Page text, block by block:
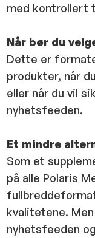
med kontrollert
Når bør du
Dette er
produkter, når
eller når du vil
nyhetsfeeden.
Et mindre
Som et
på alle Polaris
kvalitetene.
nyhetsfeeden